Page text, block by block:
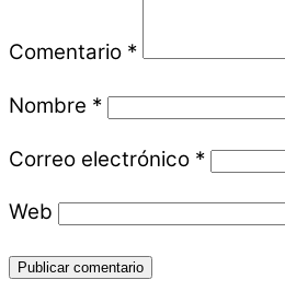
Comentario *
Nombre *
Correo electrónico *
Web